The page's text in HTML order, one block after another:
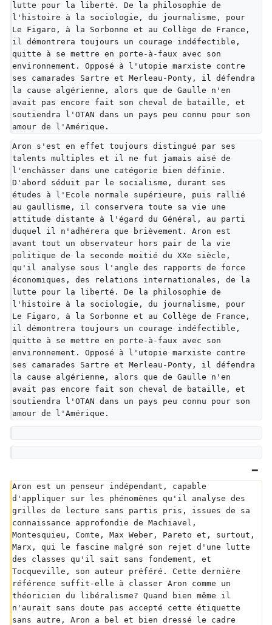
lutte pour la liberté. De la philosophie de
l'histoire à la sociologie, du journalisme, pour
Le Figaro, à la Sorbonne et au Collège de France,
il démontrera toujours un courage indéfectible,
quitte à se mettre en porte-à-faux avec son
environnement. Opposé à l'utopie marxiste contre
ses camarades Sartre et Merleau-Ponty, il défendra
la cause algérienne, alors que de Gaulle n'en
avait pas encore fait son cheval de bataille, et
soutiendra l'OTAN dans un pays peu connu pour son
amour de l'Amérique.
Aron s'est en effet toujours distingué par ses
talents multiples et il ne fut jamais aisé de
l'enchâsser dans une catégorie bien définie.
D'abord séduit par le socialisme, durant ses
études à l'Ecole normale supérieure, puis rallié
au gaullisme, il conservera toute sa vie une
attitude distante à l'égard du Général, au parti
duquel il n'adhérera que brièvement. Aron est
avant tout un observateur hors pair de la vie
politique de la seconde moitié du XXe siècle,
qu'il analyse sous l'angle des rapports de force
économiques, des relations internationales, de la
lutte pour la liberté. De la philosophie de
l'histoire à la sociologie, du journalisme, pour
Le Figaro, à la Sorbonne et au Collège de France,
il démontrera toujours un courage indéfectible,
quitte à se mettre en porte-à-faux avec son
environnement. Opposé à l'utopie marxiste contre
ses camarades Sartre et Merleau-Ponty, il défendra
la cause algérienne, alors que de Gaulle n'en
avait pas encore fait son cheval de bataille, et
soutiendra l'OTAN dans un pays peu connu pour son
amour de l'Amérique.
Aron est un penseur indépendant, capable
d'appliquer sur les phénomènes qu'il analyse des
grilles de lecture sans partis pris, issues de sa
connaissance approfondie de Machiavel,
Montesquieu, Comte, Max Weber, Pareto et, surtout,
Marx, qui le fascine malgré son rejet d'une lutte
des classes qu'il sait sans fondement, et
Tocqueville, son auteur préféré. Cette dernière
référence suffit-elle à classer Aron comme un
théoricien du libéralisme? Quand bien même il
n'aurait sans doute pas accepté cette étiquette
sans autre, Aron a bel et bien dressé le cadre